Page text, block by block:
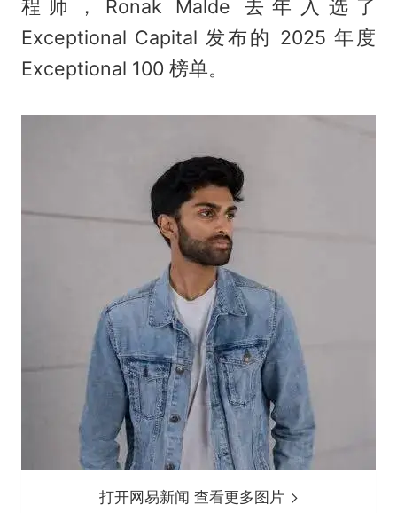
程师，Ronak Malde 去年入选了
Exceptional Capital 发布的 2025 年度
Exceptional 100 榜单。
打开网易新闻 查看更多图片